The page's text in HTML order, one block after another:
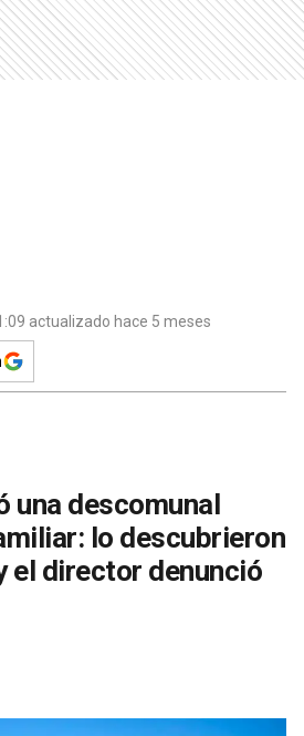
actualizado hace 5 meses
una descomunal
lo descubrieron
el director denunció